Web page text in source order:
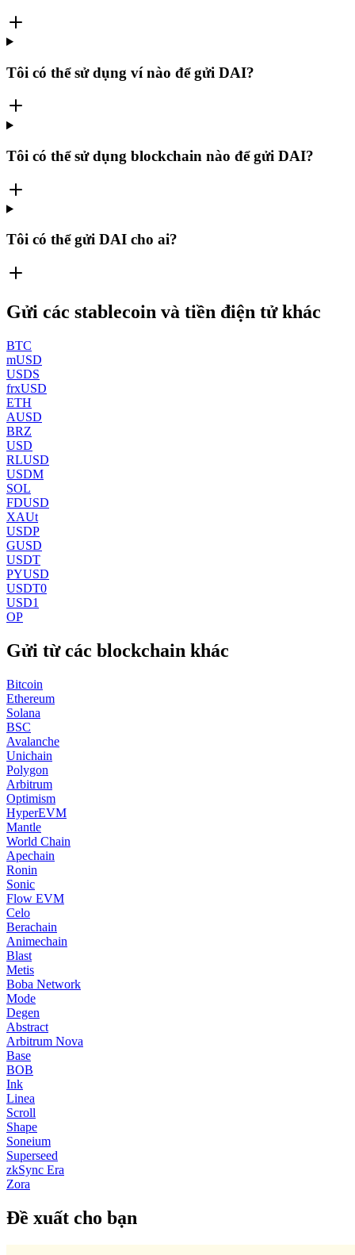
Tôi có thể sử dụng ví nào để gửi DAI?
Tôi có thể sử dụng blockchain nào để gửi DAI?
Tôi có thể gửi DAI cho ai?
Gửi các stablecoin và tiền điện tử khác
BTC
mUSD
USDS
frxUSD
ETH
AUSD
BRZ
USD
RLUSD
USDM
SOL
FDUSD
XAUt
USDP
GUSD
USDT
PYUSD
USDT0
USD1
OP
Gửi từ các blockchain khác
Bitcoin
Ethereum
Solana
BSC
Avalanche
Unichain
Polygon
Arbitrum
Optimism
HyperEVM
Mantle
World Chain
Apechain
Ronin
Sonic
Flow EVM
Celo
Berachain
Animechain
Blast
Metis
Boba Network
Mode
Degen
Abstract
Arbitrum Nova
Base
BOB
Ink
Linea
Scroll
Shape
Soneium
Superseed
zkSync Era
Zora
Đề xuất cho bạn